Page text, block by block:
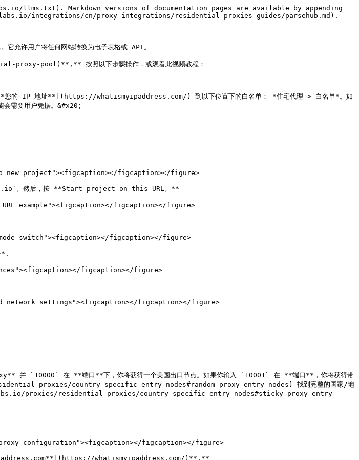
llms.txt). Markdown versions of documentation pages are available by appending
integrations/cn/proxy-integrations/residential-proxies-guides/parsehub.md).
许用户将任何网站转换为电子表格或 API。
pool)**,** 按照以下步骤操作，或观看此视频教程：
地址**](https://whatismyipaddress.com/) 到以下位置下的白名单： *住宅代理 > 白名单*。如
需要用户凭据。&#x20;
new project"><figcaption></figcaption></figure>
。然后，按 **Start project on this URL。**
example"><figcaption></figcaption></figure>
switch"><figcaption></figcaption></figure>
figcaption></figure>
network settings"><figcaption></figcaption></figure>
并 `10000` 在 **端口**下，你将获得一个美国出口节点。如果你输入 `10001` 在 **端口**，你将获得带
proxies/country-specific-entry-nodes#random-proxy-entry-nodes) 找到完整的国家/地
proxies/residential-proxies/country-specific-entry-nodes#sticky-proxy-entry-
proxy configuration"><figcaption></figcaption></figure>
whatismyipaddress.com/)**.**